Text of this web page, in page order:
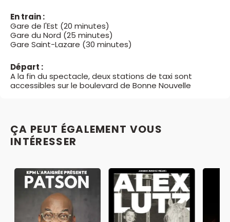
En train :
Gare de l'Est (20 minutes)
Gare du Nord (25 minutes)
Gare Saint-Lazare (30 minutes)
Départ :
A la fin du spectacle, deux stations de taxi sont
accessibles sur le boulevard de Bonne Nouvelle
ÇA PEUT ÉGALEMENT VOUS
INTÉRESSER